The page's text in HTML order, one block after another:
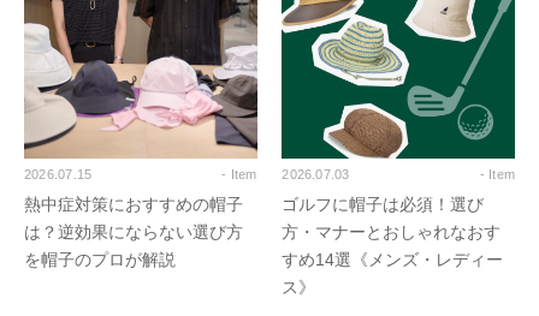
2026.07.15 - Item
熱中症対策におすすめの帽子
は？逆効果にならない選び方
を帽子のプロが解説
2026.07.03 - Item
ゴルフに帽子は必須！選び
方・マナーとおしゃれなおす
すめ14選《メンズ・レディー
ス》